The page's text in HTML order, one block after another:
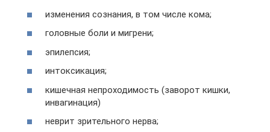
изменения сознания, в том числе кома;
головные боли и мигрени;
эпилепсия;
интоксикация;
кишечная непроходимость (заворот кишки,
инвагинация)
неврит зрительного нерва;